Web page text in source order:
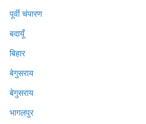
पूर्वी चंपारण
बदायूँ
बिहार
बेगुसराय
बेगुसराय
भागलपुर